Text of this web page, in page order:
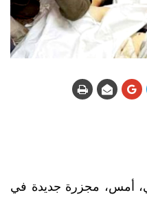
أمس، مجزرة جديدة في